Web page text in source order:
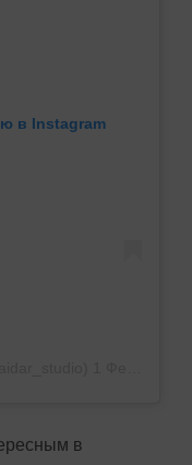
в Instagram
в